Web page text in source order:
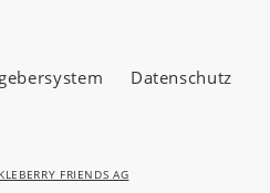
Datenschutz
FRIENDS AG